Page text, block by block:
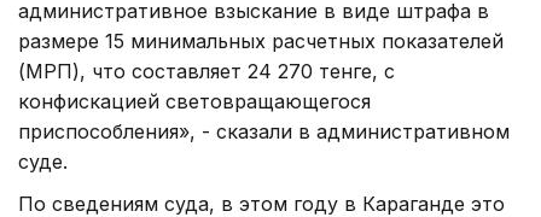
административное взыскание в виде штрафа в
размере 15 минимальных расчетных показателей
(МРП), что составляет 24 270 тенге, с
конфискацией световращающегося
приспособления», - сказали в административном
суде.
По сведениям суда, в этом году в Караганде это